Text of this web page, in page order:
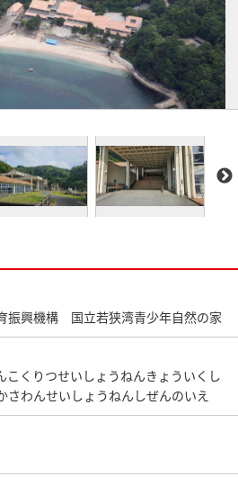
振興機構 国立若狭湾青少年自然の家
こくりつせいしょうねんきょういくし
わんせいしょうねんしぜんのいえ